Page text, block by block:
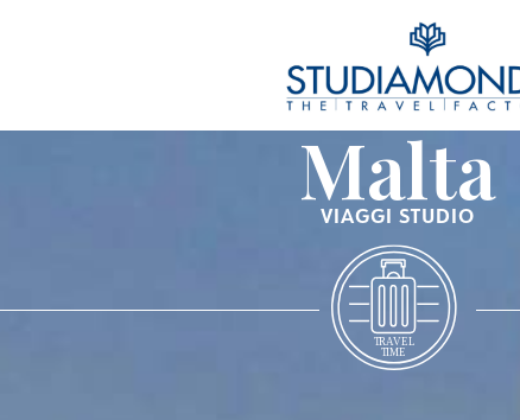
Malta
VIAGGI STUDIO
TRAVEL
TIME